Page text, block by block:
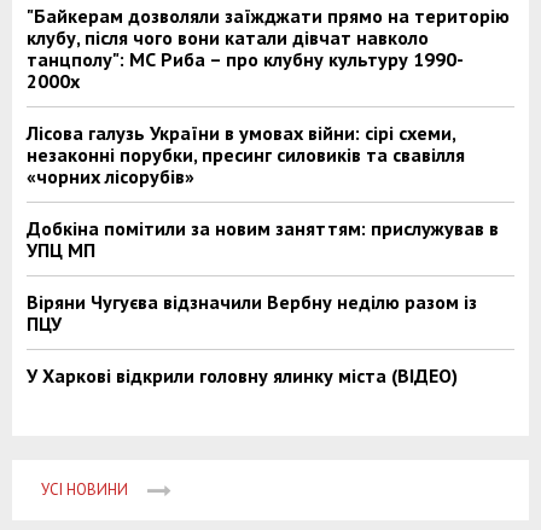
"Байкерам дозволяли заїжджати прямо на територію
клубу, після чого вони катали дівчат навколо
танцполу": МС Риба – про клубну культуру 1990-
2000х
Лісова галузь України в умовах війни: сірі схеми,
незаконні порубки, пресинг силовиків та свавілля
«чорних лісорубів»
Добкіна помітили за новим заняттям: прислужував в
УПЦ МП
Віряни Чугуєва відзначили Вербну неділю разом із
ПЦУ
У Харкові відкрили головну ялинку міста (ВІДЕО)
УСІ НОВИНИ